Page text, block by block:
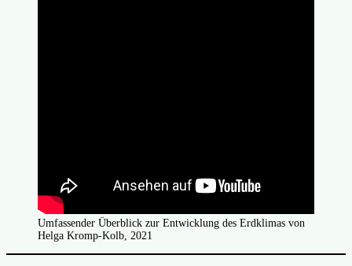
Umfassender Überblick zur Entwicklung des Erdklimas von
Helga Kromp-Kolb, 2021